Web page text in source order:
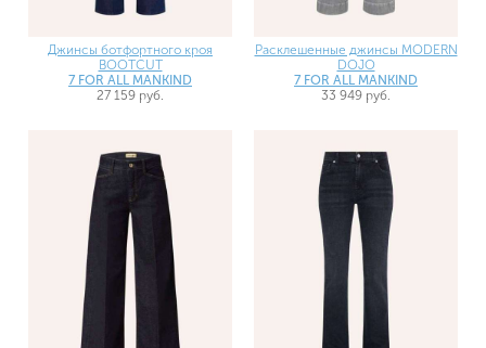
Джинсы ботфортного кроя
BOOTCUT
7 FOR ALL MANKIND
27 159 руб.
Расклешенные джинсы MODERN
DOJO
7 FOR ALL MANKIND
33 949 руб.